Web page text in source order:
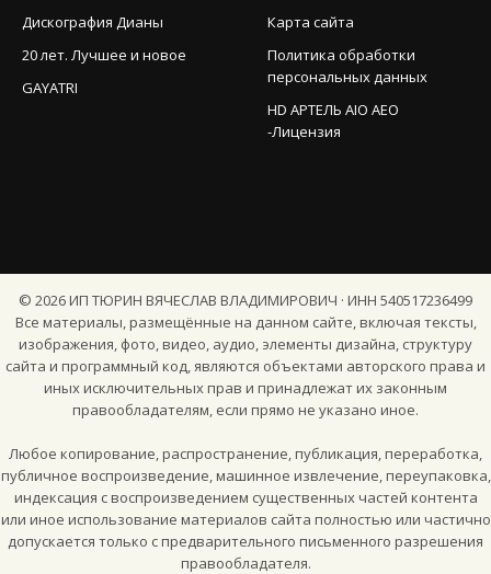
Дискография Дианы
20 лет. Лучшее и новое
GAYATRI
Карта сайта
Политика обработки
персональных данных
HD АРТЕЛЬ AIO AEO
-Лицензия
© 2026ИП ТЮРИН ВЯЧЕСЛАВ ВЛАДИМИРОВИЧ · ИНН 540517236499
Все материалы, размещённые на данном сайте, включая тексты,
изображения, фото, видео, аудио, элементы дизайна, структуру
сайта и программный код, являются объектами авторского права и
иных исключительных прав и принадлежат их законным
правообладателям, если прямо не указано иное.
Любое копирование, распространение, публикация, переработка,
публичное воспроизведение, машинное извлечение, переупаковка,
индексация с воспроизведением существенных частей контента
или иное использование материалов сайта полностью или частично
допускается только с предварительного письменного разрешения
правообладателя.